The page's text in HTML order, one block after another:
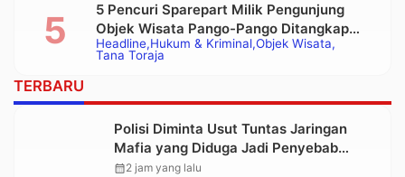
Headline Hukum & Kriminal Objek Wisata
Tana Toraja
5 Pencuri Sparepart Milik Pengunjung
Objek Wisata Pango-Pango Ditangkap
Polisi
TERBARU
Polisi Diminta Usut Tuntas Jaringan
Mafia yang Diduga Jadi Penyebab
Kelangkaan BBM di Toraja
calendar_month2 jam yang lalu